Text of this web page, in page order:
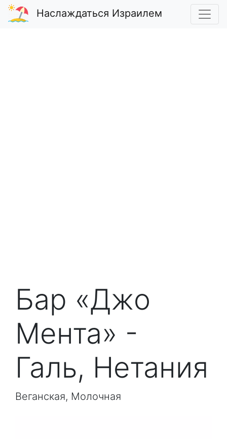
Наслаждаться Израилем
Бар «Джо
Мента» -
Галь, Нетания
Веганская, Молочная